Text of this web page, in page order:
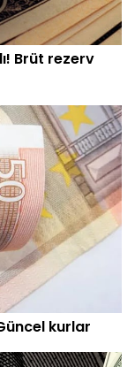
Brüt rezerv
kurlar